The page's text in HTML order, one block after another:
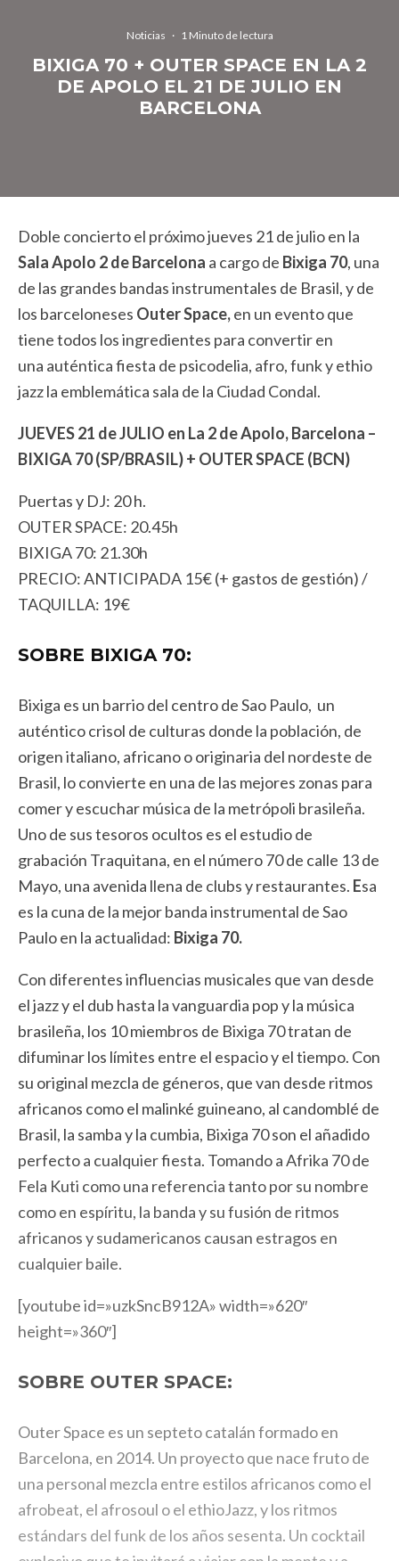
Noticias · 1 Minuto de lectura
BIXIGA 70 + OUTER SPACE EN LA 2
DE APOLO EL 21 DE JULIO EN
BARCELONA
Doble concierto el próximo jueves 21 de julio en la
Sala Apolo 2 de Barcelona a cargo de Bixiga 70, una
de las grandes bandas instrumentales de Brasil, y de
los barceloneses Outer Space,en un evento que
tiene todos los ingredientes para convertir en
una auténtica fiesta de psicodelia, afro, funk y ethio
jazz la emblemática sala de la Ciudad Condal.
JUEVES 21 de JULIO en La 2 de Apolo, Barcelona –
BIXIGA 70 (SP/BRASIL) + OUTER SPACE (BCN)
Puertas y DJ: 20 h.
OUTER SPACE: 20.45h
BIXIGA 70: 21.30h
PRECIO: ANTICIPADA 15€ (+ gastos de gestión) /
TAQUILLA: 19€
SOBRE BIXIGA 70:
Bixiga es un barrio del centro de Sao Paulo, un
auténtico crisol de culturas donde la población, de
origen italiano, africano o originaria del nordeste de
Brasil, lo convierte en una de las mejores zonas para
comer y escuchar música de la metrópoli brasileña.
Uno de sus tesoros ocultos es el estudio de
grabación Traquitana, en el número 70 de calle 13 de
Mayo, una avenida llena de clubs y restaurantes. Esa
es la cuna de la mejor banda instrumental de Sao
Paulo en la actualidad: Bixiga 70.
Con diferentes influencias musicales que van desde
el jazz y el dub hasta la vanguardia pop y la música
brasileña, los 10 miembros de Bixiga 70 tratan de
difuminar los límites entre el espacio y el tiempo. Con
su original mezcla de géneros, que van desde ritmos
africanos como el malinké guineano, al candomblé de
Brasil, la samba y la cumbia, Bixiga 70 son el añadido
perfecto a cualquier fiesta. Tomando a Afrika 70 de
Fela Kuti como una referencia tanto por su nombre
como en espíritu, la banda y su fusión de ritmos
africanos y sudamericanos causan estragos en
cualquier baile.
[youtube id=»uzkSncB912A» width=»620″
height=»360″]
SOBRE OUTER SPACE:
Outer Space es un septeto catalán formado en
Barcelona, en 2014. Un proyecto que nace fruto de
una personal mezcla entre estilos africanos como el
afrobeat, el afrosoul o el ethioJazz, y los ritmos
estándars del funk de los años sesenta. Un cocktail